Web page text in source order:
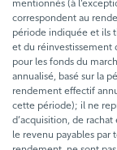
mentionnés (à
correspondent au
période indiquée et ils
et du réinvestissement
pour les fonds du
annualisé, basé sur la
rendement effectif
cette période); il ne
d’acquisition, de
le revenu payables par